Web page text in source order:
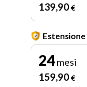
139,90 €
24mesi
159,90 €